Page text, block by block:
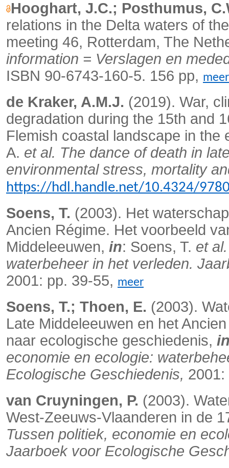
Hooghart, J.C.; Posthumus,
relations in the Delta waters of
meeting 46, Rotterdam, The
information = Verslagen en
ISBN 90-6743-160-5. 156 pp, meer
de Kraker, A.M.J. (2019). War,
degradation during the 15th and
Flemish coastal landscape in
A. et al. The dance of death in
environmental stress, mortality
https://hdl.handle.net/10.4324/
Soens, T. (2003). Het
Ancien Régime. Het voorbeeld
Middeleeuwen, in: Soens, T. et al.
waterbeheer in het verleden.
2001: pp. 39-55, meer
Soens, T.; Thoen, E. (2003).
Late Middeleeuwen en het
naar ecologische geschiedenis,
economie en ecologie:
Ecologische Geschiedenis,
van Cruyningen, P. (2003).
West-Zeeuws-Vlaanderen in de
Tussen politiek, economie en
Jaarboek voor Ecologische